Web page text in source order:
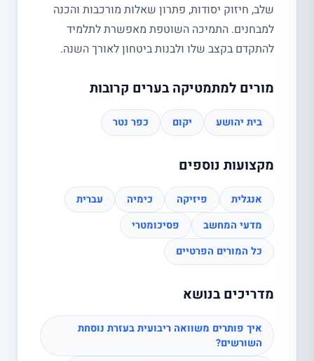
שלב, חיזוק יסודות, פתרון שאלות מורכבות והכנה
למבחנים. התמיכה השוטפת מאפשרת לתלמיד
להתקדם בקצב שלו ולבנות ביטחון לאורך השנה.
מורים למתמטיקה בערים קרובות
בית יהושע יקום כפר נטר
מקצועות נוספים
אנגלית פיזיקה כימיה
עברית
מדעי המחשב
פסיכומטרי
כל המורים הפרטיים
מדריכים בנושא
איך פותרים משוואה ריבועית בעזרת נוסחת
השורשים?